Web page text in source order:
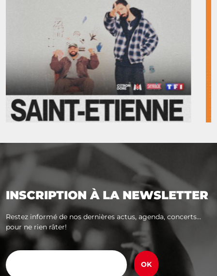
INSCRIPTION À LA NEWSLETTER
Restez informé de nos dernières actus, agenda, concerts...
pour ne rien râter!
E-
mail